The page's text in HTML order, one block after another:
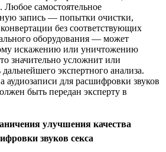
самостоятельное
запись — попытки очистки,
без соответствующих
оборудования — может
искажению или уничтожению
значительно усложнит или
экспертного анализа.
аудиозаписи для расшифровки звуков
быть передан эксперту в
улучшения качества
звуков секса